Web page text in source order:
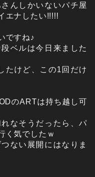
んしかいないパチ屋
エナしたい!!!!!
ですね♪
ベルは今日来ました
たけど、この1回だけ
のARTは持ち越し可
なそうだったら、パ
く気でしたｗ
ない展開にはなりま